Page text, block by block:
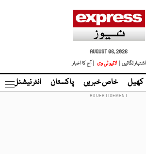
AUGUST 06, 2026
اشتہار لگائیں |
لائیو ٹی وی | آج کا اخبار
کھیل خاص خبریں پاکستان انٹر نیشنل